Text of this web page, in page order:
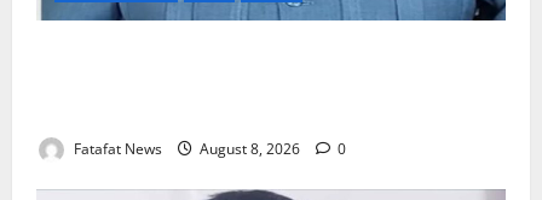
Fatafat News August 8, 2026 0